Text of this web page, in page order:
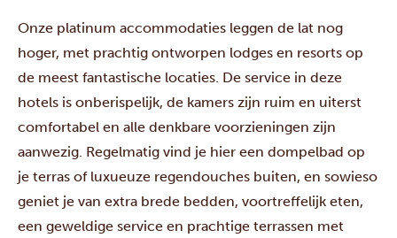
Onze platinum accommodaties leggen de lat nog
hoger, met prachtig ontworpen lodges en resorts op
de meest fantastische locaties. De service in deze
hotels is onberispelijk, de kamers zijn ruim en uiterst
comfortabel en alle denkbare voorzieningen zijn
aanwezig. Regelmatig vind je hier een dompelbad op
je terras of luxueuze regendouches buiten, en sowieso
geniet je van extra brede bedden, voortreffelijk eten,
een geweldige service en prachtige terrassen met